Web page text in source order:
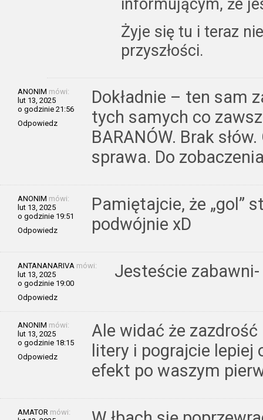
informującym, że
Żyje się tu i teraz
przyszłości.
ANONIM mówi:
lut 13, 2025
o godzinie 21:56
Odpowiedz
Dokładnie – ten sam
tych samych co
BARANÓW. Brak
sprawa. Do
ANONIM mówi:
lut 13, 2025
o godzinie 19:51
Odpowiedz
Pamiętajcie, że „gol”
podwójnie xD
ANTANANARIVA mówi:
lut 13, 2025
o godzinie 19:00
Odpowiedz
Jesteście
ANONIM mówi:
lut 13, 2025
o godzinie 18:15
Odpowiedz
Ale widać że
litery i pograjcie lepiej
efekt po waszym
AMATOR mówi: